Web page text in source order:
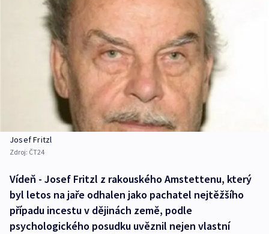
Josef Fritzl
Zdroj: ČT24
Vídeň - Josef Fritzl z rakouského Amstettenu, který
byl letos na jaře odhalen jako pachatel nejtěžšího
případu incestu v dějinách země, podle
psychologického posudku uvěznil nejen vlastní